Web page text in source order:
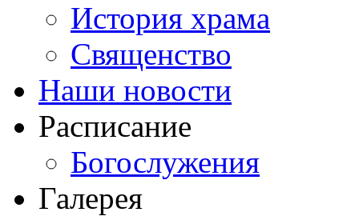
История храма
Священство
Наши новости
Расписание
Богослужения
Галерея